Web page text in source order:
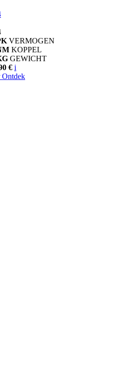
VERMOGEN
KOPPEL
GEWICHT
€ i
Ontdek